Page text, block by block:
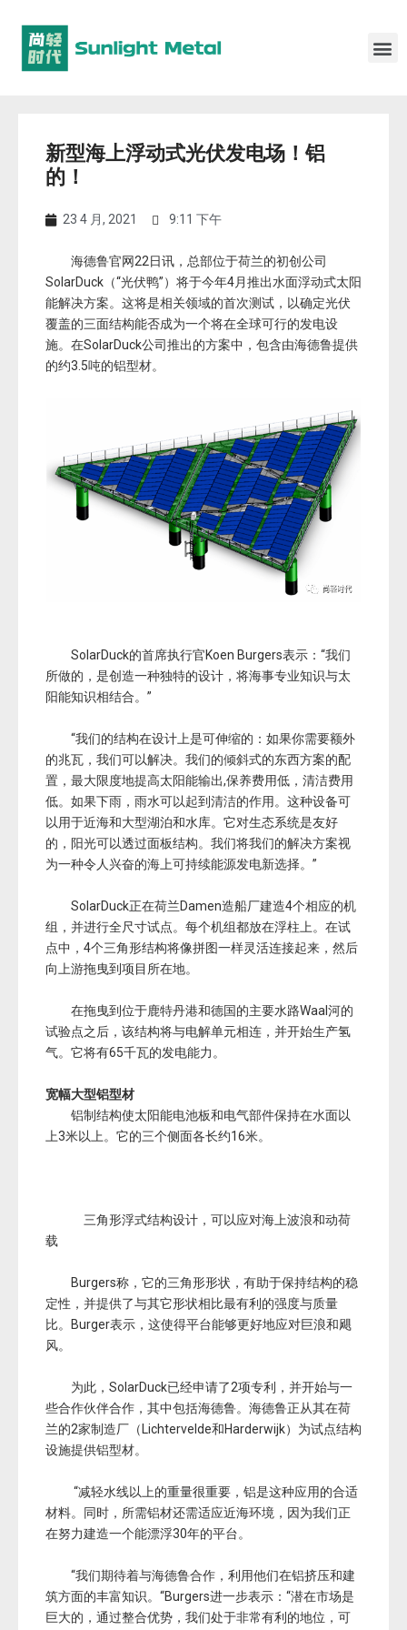
新型海上浮动式光伏发电场！铝
的！
23 4 月, 2021 9:11 下午
海德鲁官网22日讯，总部位于荷兰的初创公司
SolarDuck（“光伏鸭”）将于今年4月推出水面浮动式太阳
能解决方案。这将是相关领域的首次测试，以确定光伏
覆盖的三面结构能否成为一个将在全球可行的发电设
施。在SolarDuck公司推出的方案中，包含由海德鲁提供
的约3.5吨的铝型材。
SolarDuck的首席执行官Koen Burgers表示：“我们
所做的，是创造一种独特的设计，将海事专业知识与太
阳能知识相结合。”
“我们的结构在设计上是可伸缩的：如果你需要额外
的兆瓦，我们可以解决。我们的倾斜式的东西方案的配
置，最大限度地提高太阳能输出,保养费用低，清洁费用
低。如果下雨，雨水可以起到清洁的作用。这种设备可
以用于近海和大型湖泊和水库。它对生态系统是友好
的，阳光可以透过面板结构。我们将我们的解决方案视
为一种令人兴奋的海上可持续能源发电新选择。”
SolarDuck正在荷兰Damen造船厂建造4个相应的机
组，并进行全尺寸试点。每个机组都放在浮柱上。在试
点中，4个三角形结构将像拼图一样灵活连接起来，然后
向上游拖曳到项目所在地。
在拖曳到位于鹿特丹港和德国的主要水路Waal河的
试验点之后，该结构将与电解单元相连，并开始生产氢
气。它将有65千瓦的发电能力。
宽幅大型铝型材
铝制结构使太阳能电池板和电气部件保持在水面以
上3米以上。它的三个侧面各长约16米。
三角形浮式结构设计，可以应对海上波浪和动荷
Burgers称，它的三角形形状，有助于保持结构的稳
定性，并提供了与其它形状相比最有利的强度与质量
比。Burger表示，这使得平台能够更好地应对巨浪和飓
为此，SolarDuck已经申请了2项专利，并开始与一
些合作伙伴合作，其中包括海德鲁。海德鲁正从其在荷
设施提供铝型材。
“减轻水线以上的重量很重要，铝是这种应用的合适